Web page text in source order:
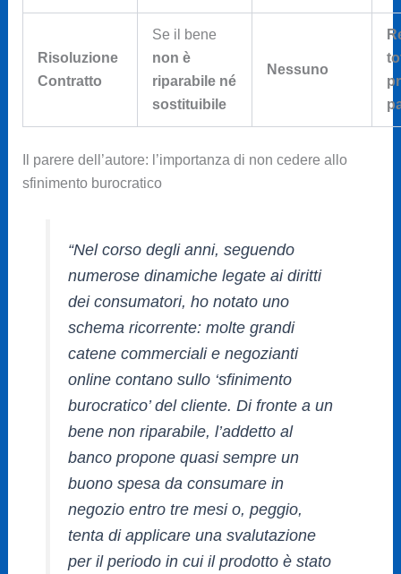
Risoluzione
Contratto
Se il bene
non è
riparabile né
sostituibile
Nessuno
Il parere dell’autore: l’importanza di non cedere allo
sfinimento burocratico
“Nel corso degli anni, seguendo
numerose dinamiche legate ai diritti
dei consumatori, ho notato uno
schema ricorrente: molte grandi
catene commerciali e negozianti
online contano sullo ‘sfinimento
burocratico’ del cliente. Di fronte a un
bene non riparabile, l’addetto al
banco propone quasi sempre un
buono spesa da consumare in
negozio entro tre mesi o, peggio,
tenta di applicare una svalutazione
per il periodo in cui il prodotto è stato